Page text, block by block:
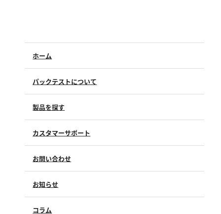
ホーム
パックテストについて
製品を探す
カスタマーサポート
製品のご購入について
SDSについて
お問い合わせ
試薬サンプル
お知らせ
コラム
硝酸
全窒素
りん酸
全りん
その他
塩化物
アルカリ度